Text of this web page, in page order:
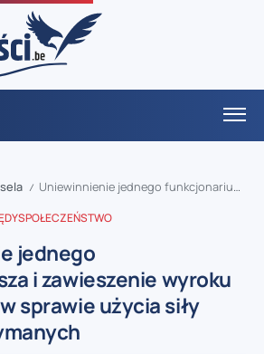
/ Uniewinnienie jednego funkcjonariusza i zawieszenie wyroku dla drugiego w sprawie użycia siły wobec zatrzymanych
SPOŁECZEŃSTWO
jednego
i zawieszenie wyroku
sprawie użycia siły